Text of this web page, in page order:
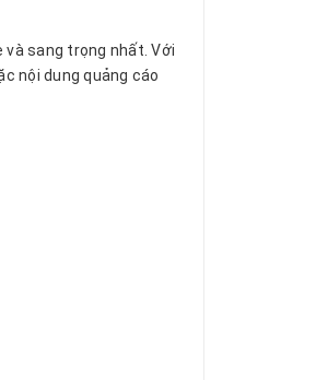
sang trọng nhất. Với
nội dung quảng cáo